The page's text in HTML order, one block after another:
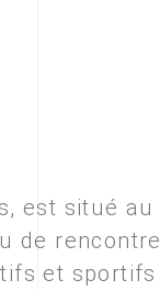
est situé
de
et sportifs